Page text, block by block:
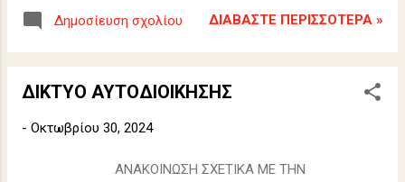
Δημοσίευση σχολίου ΔΙΑΒΆΣΤΕ ΠΕΡΙΣΣΌΤΕΡΑ »
ΔΙΚΤΥΟ ΑΥΤΟΔΙΟΙΚΗΣΗΣ
- Οκτωβρίου 30, 2024
ΑΝΑΚΟΙΝΩΣΗ ΣΧΕΤΙΚΑ ΜΕ ΤΗΝ